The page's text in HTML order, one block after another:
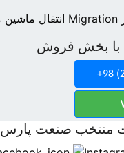
+98
منتخب صنعت پارس